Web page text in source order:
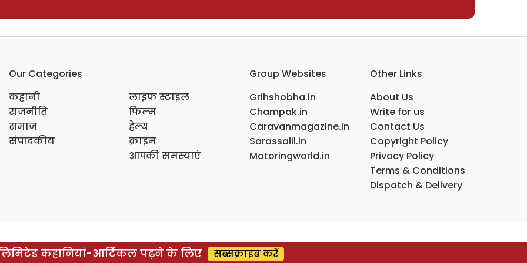
Our Categories
कहानी
राजनीति
समाज
संपादकीय
लाइफ स्टाइल
फिल्म
हेल्थ
क्राइम
आपकी समस्याएं
Group Websites
Grihshobha.in
Champak.in
Caravanmagazine.in
Sarassalil.in
Motoringworld.in
Other Links
About Us
Write for us
Contact Us
Copyright Policy
Privacy Policy
Terms & Conditions
Dispatch & Delivery
कहानियां-आर्टिकल पढ़ने के लिए सब्सक्राइब करें